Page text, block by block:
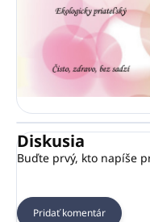
Diskusia
Buďte prvý, kto napíše
Pridať komentár